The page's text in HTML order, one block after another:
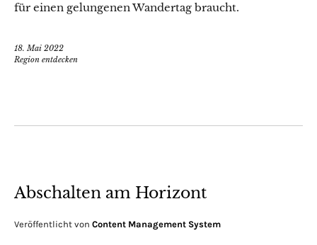
für einen gelungenen Wandertag braucht.
18. Mai 2022
Region entdecken
Abschalten am Horizont
Veröffentlicht von Content Management System